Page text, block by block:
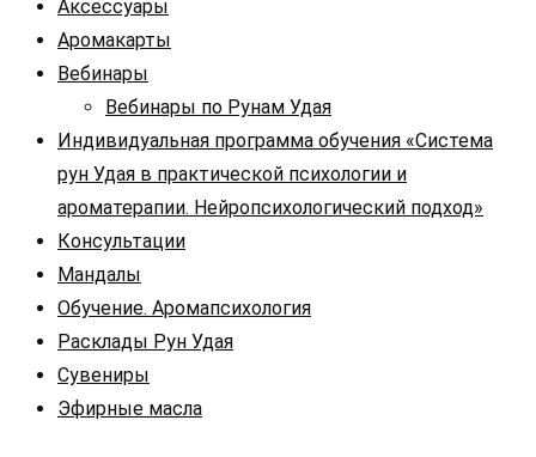
Аксессуары
Аромакарты
Вебинары
Вебинары по Рунам Удая
Индивидуальная программа обучения «Система
рун Удая в практической психологии и
ароматерапии. Нейропсихологический подход»
Консультации
Мандалы
Обучение. Аромапсихология
Расклады Рун Удая
Сувениры
Эфирные масла